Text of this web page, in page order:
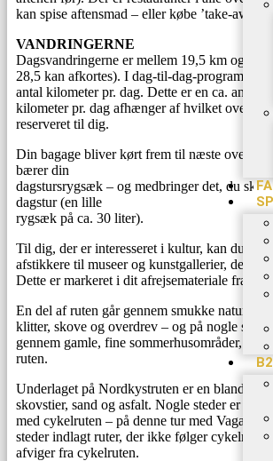
kan spise aftensmad – eller købe ’take-away’.
VANDRINGERNE
Dagsvandringerne er mellem 19,5 km og 28,5
28,5 kan afkortes). I dag-til-dag-programmet
antal kilometer pr. dag. Dette er en ca.
kilometer pr. dag afhænger af hvilket
reserveret til dig.
Din bagage bliver kørt frem til næste
bærerdin
dagstursrygsæk – og medbringer det, du skal
dagstur (en lille
rygsæk på ca. 30 liter).
Til dig, der er interesseret i kultur, kan du
afstikkere til museer og kunstgallerier, der
Dette er markeret i dit afrejsemateriale fra
En del af ruten går gennem smukke
klitter, skove og overdrev – og på nogle
gennem gamle, fine sommerhusområder, der
ruten.
Underlaget på Nordkystruten er en blanding
skovstier, sand og asfalt. Nogle steder er ruten
med cykelruten – på denne tur med
steder indlagt ruter, der ikke følger cykelruten
afviger fra cykelruten.